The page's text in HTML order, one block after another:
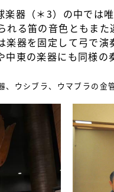
器（＊3）の中では
る笛の音色ともま
器を固定して弓で
東の楽器にも同様
、ウシブラ、ウマブラの金